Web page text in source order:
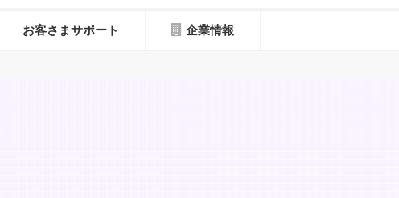
お客さまサポート 企業情報